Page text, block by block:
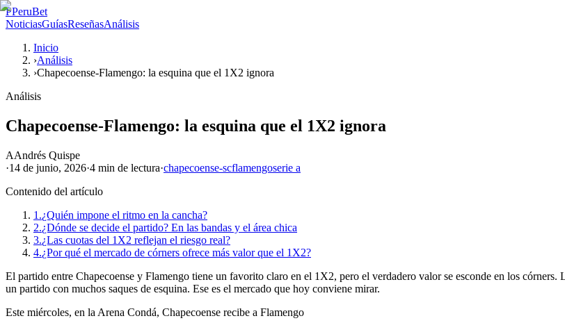
PPeruBet
NoticiasGuíasReseñasAnálisis
Inicio
›Análisis
›Chapecoense-Flamengo: la esquina que el 1X2 ignora
Análisis
Chapecoense-Flamengo: la esquina que el 1X2 ignora
AAndrés Quispe
·14 de junio, 2026·4 min de lectura·chapecoense-scflamengoserie a
Contenido del artículo
1.¿Quién impone el ritmo en la cancha?
2.¿Dónde se decide el partido? En las bandas y el área chica
3.¿Las cuotas del 1X2 reflejan el riesgo real?
4.¿Por qué el mercado de córners ofrece más valor que el 1X2?
El partido entre Chapecoense y Flamengo tiene un favorito claro en el 1X2, pero el verdadero valor se esconde en los
un partido con muchos saques de esquina. Ese es el mercado que hoy conviene mirar.
Este miércoles, en la Arena Condá, Chapecoense recibe a Flamengo